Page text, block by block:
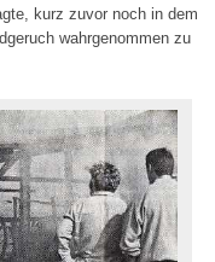
kurz zuvor noch in dem
wahrgenommen zu